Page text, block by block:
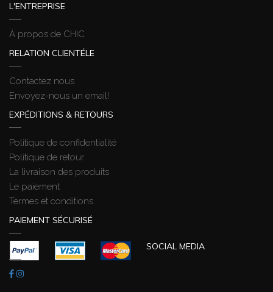
L'ENTREPRISE
À propos de CHIC
RELATION CLIENTÉLE
Contactez nous
Envoyez-nous un email!
EXPÉDITIONS & RETOURS
Politique de confidentialité
Politique de retour
La livraison des produits
Le paiement
Termes et conditions
PAIEMENT SÉCURISÉ
SOCIAL MEDIA